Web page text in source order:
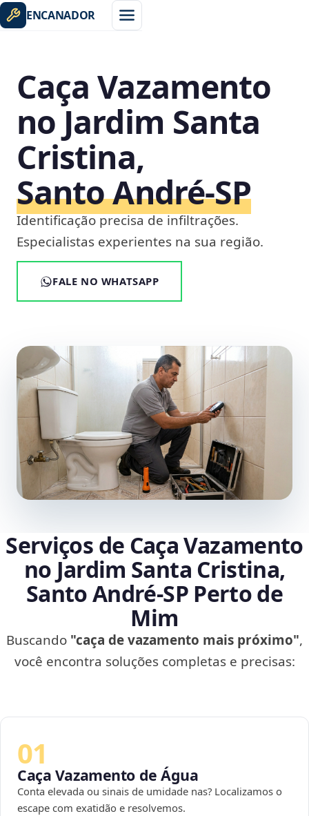
ENCANADOR
Caça Vazamento
no Jardim Santa
Cristina,
Santo André‑SP
Identificação precisa de infiltrações.
Especialistas experientes na sua região.
FALE NO WHATSAPP
Serviços de Caça Vazamento
no Jardim Santa Cristina,
Santo André‑SP Perto de
Mim
Buscando "caça de vazamento mais próximo",
você encontra soluções completas e precisas:
01
Caça Vazamento de Água
Conta elevada ou sinais de umidade nas? Localizamos o
escape com exatidão e resolvemos.